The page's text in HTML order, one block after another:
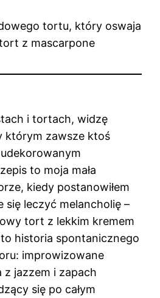
i tortach, widzę
którym zawsze ktoś
to moja mała
kiedy postanowiłem
się leczyć melancholię –
tort z lekkim kremem
to historia spontanicznego
improwizowane
z jazzem i zapach
się po całym